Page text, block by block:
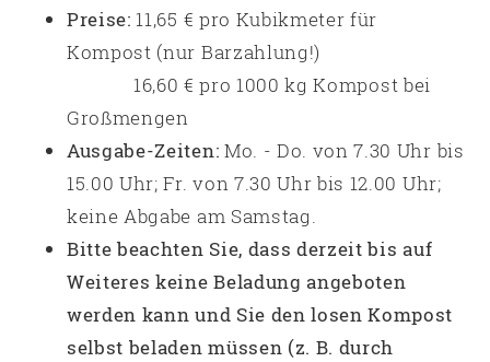
Preise: 11,65 € pro Kubikmeter für
Kompost (nur Barzahlung!)
16,60 € pro 1000 kg Kompost bei
Großmengen
Ausgabe-Zeiten: Mo. - Do. von 7.30 Uhr bis
15.00 Uhr; Fr. von 7.30 Uhr bis 12.00 Uhr;
keine Abgabe am Samstag.
Bitte beachten Sie, dass derzeit bis auf
Weiteres keine Beladung angeboten
werden kann und Sie den losen Kompost
selbst beladen müssen (z. B. durch